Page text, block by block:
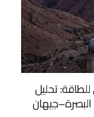
تحليل